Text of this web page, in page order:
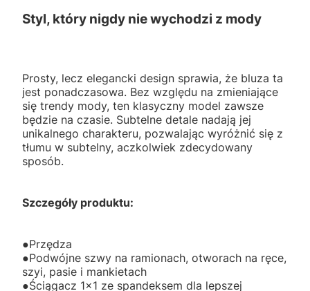
Styl, który nigdy nie wychodzi z mody
Prosty, lecz elegancki design sprawia, że bluza ta
jest ponadczasowa. Bez względu na zmieniające
się trendy mody, ten klasyczny model zawsze
będzie na czasie. Subtelne detale nadają jej
unikalnego charakteru, pozwalając wyróżnić się z
tłumu w subtelny, aczkolwiek zdecydowany
sposób.
Szczegóły produktu:
●Przędza
●Podwójne szwy na ramionach, otworach na ręce,
szyi, pasie i mankietach
●Ściągacz 1x1 ze spandeksem dla lepszej